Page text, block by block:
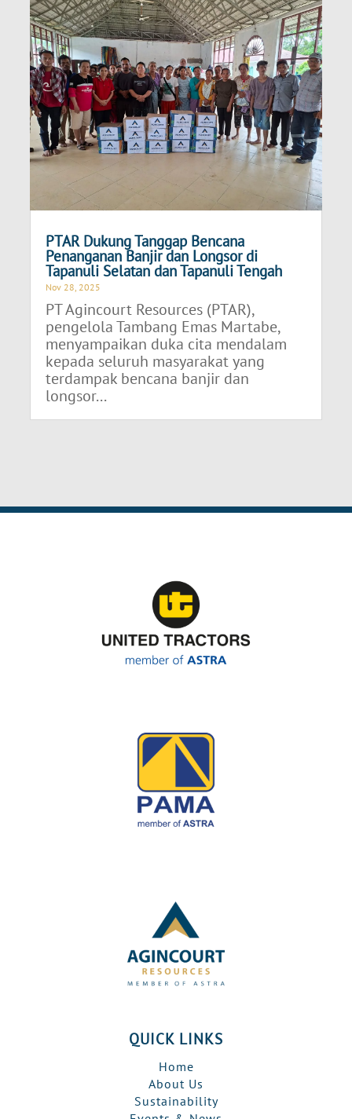
PTAR Dukung Tanggap Bencana
Penanganan Banjir dan Longsor di
Tapanuli Selatan dan Tapanuli Tengah
Nov 28, 2025
PT Agincourt Resources (PTAR),
pengelola Tambang Emas Martabe,
menyampaikan duka cita mendalam
kepada seluruh masyarakat yang
terdampak bencana banjir dan
longsor...
QUICK LINKS
Home
About Us
Sustainability